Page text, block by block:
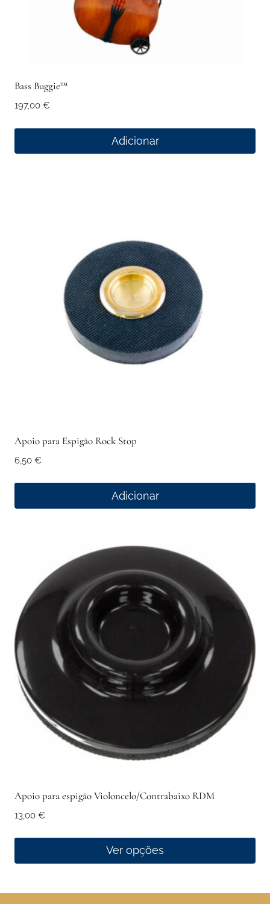
Bass Buggie™
197,00 €
Adicionar
Apoio para Espigão Rock Stop
6,50 €
Adicionar
Apoio para espigão Violoncelo/Contrabaixo RDM
13,00 €
Ver opções